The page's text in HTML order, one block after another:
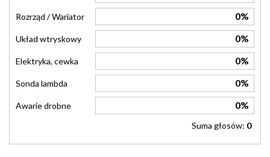
Rozrząd / Wariator 0%
Układ wtryskowy 0%
Elektryka, cewka 0%
Sonda lambda 0%
Awarie drobne 0%
Suma głosów: 0